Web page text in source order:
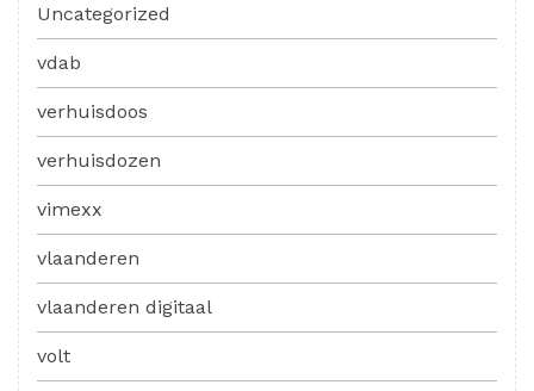
Uncategorized
vdab
verhuisdoos
verhuisdozen
vimexx
vlaanderen
vlaanderen digitaal
volt